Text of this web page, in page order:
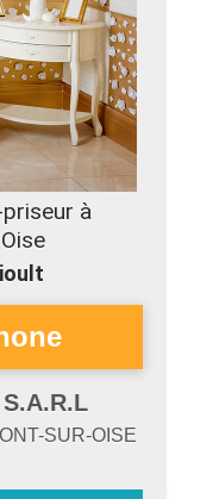
à
SUR-OISE